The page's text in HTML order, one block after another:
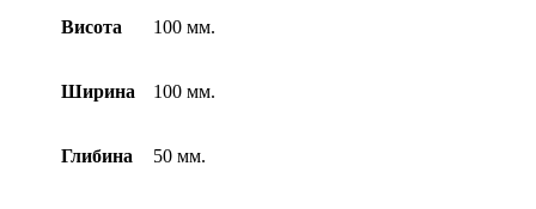
Висота 100 мм.
Ширина 100 мм.
Глибина 50 мм.